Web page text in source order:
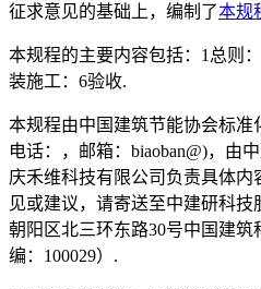
征求意见的基础上，编制了本规
本规程的主要内容包括：1总则
装施工：6验收.
本规程由中国建筑节能协会标
电话：，邮箱：biaoban@)，由
庆禾维科技有限公司负责具体内
见或建议，请寄送至中建研科
朝阳区北三环东路30号中国建筑
编：100029）.